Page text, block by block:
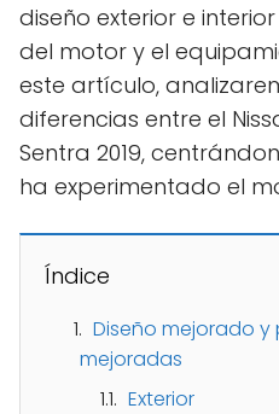
diseño exterior e
del motor y el
este artículo,
diferencias entre el
Sentra 2019,
ha experimentado el
Índice
Diseño mejorado
mejoradas
Exterior